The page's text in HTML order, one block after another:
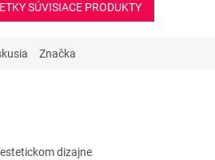
SÚVISIACE PRODUKTY
Značka
dizajne